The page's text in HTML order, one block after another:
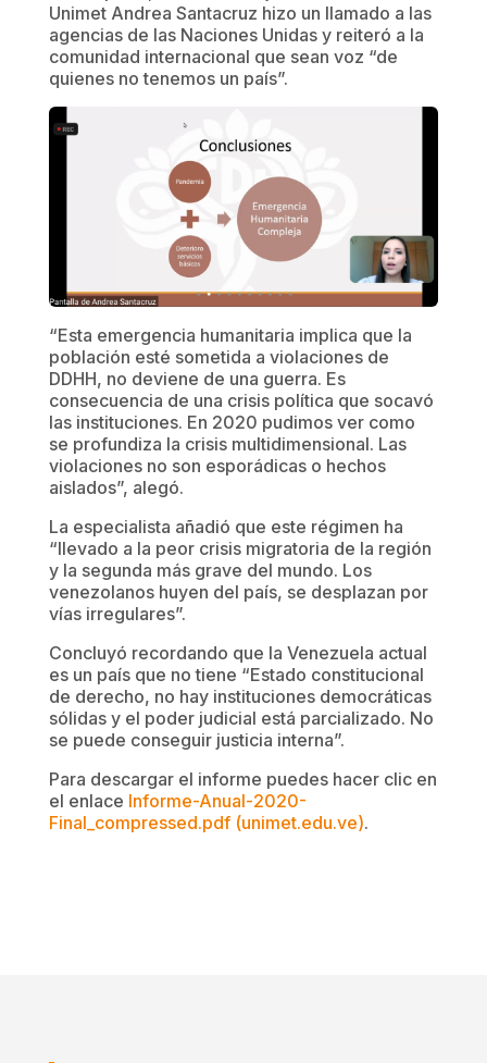
Unimet Andrea Santacruz hizo un llamado a las
agencias de las Naciones Unidas y reiteró a la
comunidad internacional que sean voz “de
quienes no tenemos un país”.
“Esta emergencia humanitaria implica que la
población esté sometida a violaciones de
DDHH, no deviene de una guerra. Es
consecuencia de una crisis política que socavó
las instituciones. En 2020 pudimos ver como
se profundiza la crisis multidimensional. Las
violaciones no son esporádicas o hechos
aislados”, alegó.
La especialista añadió que este régimen ha
“llevado a la peor crisis migratoria de la región
y la segunda más grave del mundo. Los
venezolanos huyen del país, se desplazan por
vías irregulares”.
Concluyó recordando que la Venezuela actual
es un país que no tiene “Estado constitucional
de derecho, no hay instituciones democráticas
sólidas y el poder judicial está parcializado. No
se puede conseguir justicia interna”.
Para descargar el informe puedes hacer clic en
el enlace Informe-Anual-2020-
Final_compressed.pdf (unimet.edu.ve).